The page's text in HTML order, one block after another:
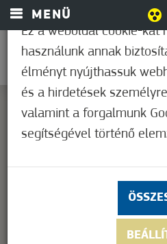
MENÜ
This page can't load
Do you own this website?
Ez a weboldal cookie-kat
használunk annak
élményt nyújthassuk
és a hirdetések
valamint a forgalmunk
segítségével történő